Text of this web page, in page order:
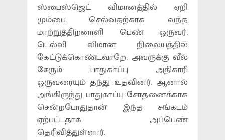
ஸ்பைஸ்ஜெட் விமானத்தில் ஏறி
மும்பை செல்வதற்காக வந்த
மாற்றுத்திறனாளி பெண் ஒருவர்,
டெல்லி விமான நிலையத்தில்
கேட்டுக்கொண்டவாறே, அவருக்கு வீல்
சேரும் பாதுகாப்பு அதிகாரி
ஒருவரையும் தந்து உதவினர். ஆனால்
அங்கிருந்து பாதுகாப்பு சோதனைக்காக
சென்றபோதுதான் இந்த சங்கடம்
ஏற்பட்டதாக அப்பெண்
தெரிவித்துள்ளார்.